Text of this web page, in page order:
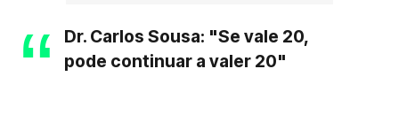
Dr. Carlos Sousa: "Se vale 20,
pode continuar a valer 20"